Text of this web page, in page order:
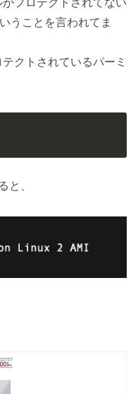
うことを言われてま
クトされているパーミ
と、